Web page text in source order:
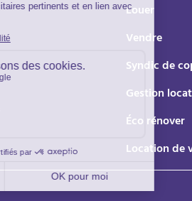
Louer
Vendre
Syndic de
Gestion
Éco rénover
Location de